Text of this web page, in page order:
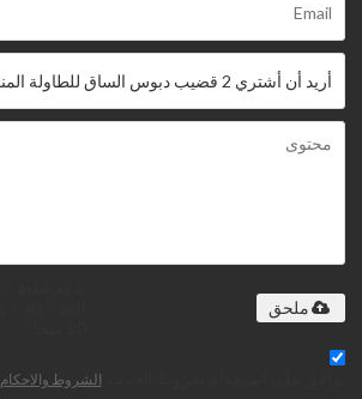
ملحق
الشروط والاحكام